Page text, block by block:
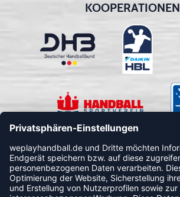
KOOPERATIONEN
FOLLOW US